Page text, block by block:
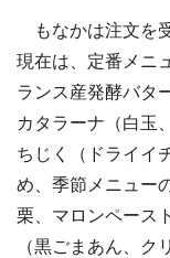
もなかは注文を
現在は、定番メニ
ランス産発酵バタ
カタラーナ（白玉
ちじく（ドライイ
め、季節メニュー
栗、マロンペース
（黒ごまあん、ク